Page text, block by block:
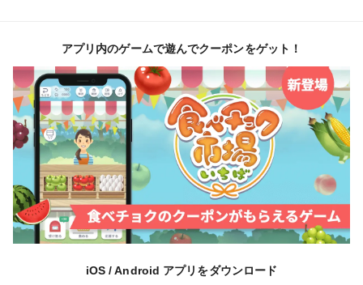
アプリ内のゲームで遊んでクーポンをゲット！
iOS / Android アプリをダウンロード